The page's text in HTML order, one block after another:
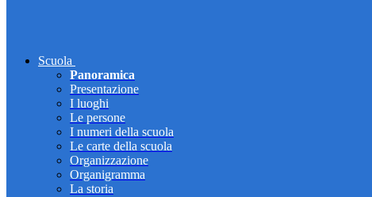
Scuola
Panoramica
Presentazione
I luoghi
Le persone
I numeri della scuola
Le carte della scuola
Organizzazione
Organigramma
La storia